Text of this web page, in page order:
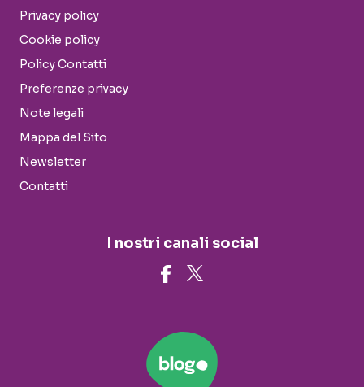
Privacy policy
Cookie policy
Policy Contatti
Preferenze privacy
Note legali
Mappa del Sito
Newsletter
Contatti
I nostri canali social